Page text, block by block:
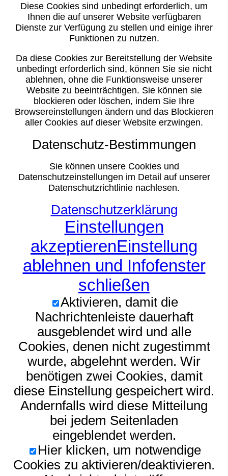
Diese Cookies sind unbedingt erforderlich, um
Ihnen die auf unserer Website verfügbaren
Dienste zur Verfügung zu stellen und einige ihrer
Funktionen zu nutzen.
Da diese Cookies zur Bereitstellung der Website
unbedingt erforderlich sind, können Sie sie nicht
ablehnen, ohne die Funktionsweise unserer
Website zu beeinträchtigen. Sie können sie
blockieren oder löschen, indem Sie Ihre
Browsereinstellungen ändern und das Blockieren
aller Cookies auf dieser Website erzwingen.
Datenschutz-Bestimmungen
Sie können unsere Cookies und
Datenschutzeinstellungen im Detail auf unserer
Datenschutzrichtlinie nachlesen.
Datenschutzerklärung
Einstellungen
akzeptierenEinstellung
ablehnen und Infofenster
schließen
Aktivieren, damit die
Nachrichtenleiste dauerhaft
ausgeblendet wird und alle
Cookies, denen nicht zugestimmt
wurde, abgelehnt werden. Wir
benötigen zwei Cookies, damit
diese Einstellung gespeichert wird.
Andernfalls wird diese Mitteilung
bei jedem Seitenladen
eingeblendet werden.
Hier klicken, um notwendige
Cookies zu aktivieren/deaktivieren.